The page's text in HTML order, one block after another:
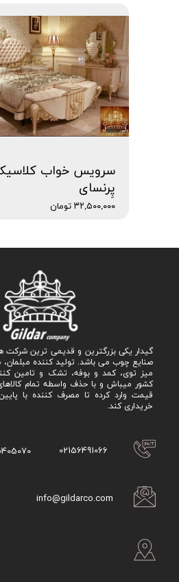
سرویس خواب
پِرنسای
۳۲,۵۰۰,۰۰۰ تومان
گیدار یکی بزرگترین و قدیمی ترین شرکت
صنایع چوب می باشد. تولید کننده
میز توی، کمد و بوفه، تشک و تامین
کشور میباش و با حذف واسطه تمام
قیمت وارد کرده تا مصرف کننده با
خریداری کند.
02156491066
info@gildarco.com